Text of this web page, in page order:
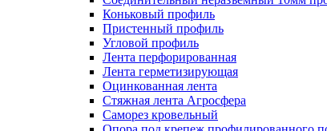
Коньковый профиль
Пристенный профиль
Угловой профиль
Лента перфорированная
Лента герметизирующая
Оцинкованная лента
Стяжная лента Агросфера
Саморез кровельный